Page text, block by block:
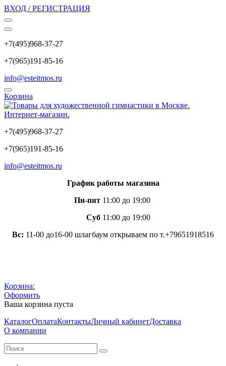
ВХОД / РЕГИСТРАЦИЯ
+7(495)968-37-27
+7(965)191-85-16
info@esteitmos.ru
Корзина
+7(495)968-37-27
+7(965)191-85-16
info@esteitmos.ru
График работы магазина
Пн-пят11:00 до 19:00
Суб11:00 до 19:00
Вс: 11-00 до16-00 шлагбаум открываем по т.+79651918516
Корзина:
Оформить
Ваша корзина пуста
КаталогОплатаКонтактыЛичный кабинетДоставка
О компании